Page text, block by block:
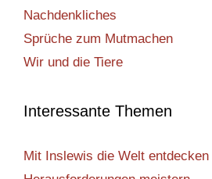
Nachdenkliches
Sprüche zum Mutmachen
Wir und die Tiere
Interessante Themen
Mit Inslewis die Welt entdecken